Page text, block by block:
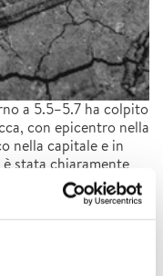
a 5.5–5.7 ha colpito
con epicentro nella
nella capitale e in
è stata chiaramente